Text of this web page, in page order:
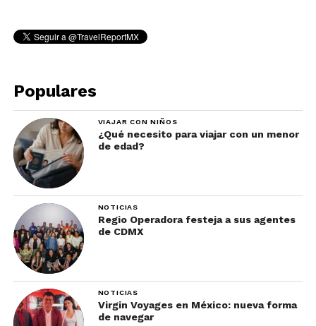
Populares
VIAJAR CON NIÑOS
¿Qué necesito para viajar con un menor
de edad?
NOTICIAS
Regio Operadora festeja a sus agentes
de CDMX
NOTICIAS
Virgin Voyages en México: nueva forma
de navegar